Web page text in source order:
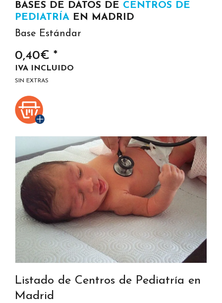
BASES DE DATOS DE CENTROS DE
PEDIATRÍA EN MADRID
Base Estándar
0,40€ *
IVA INCLUIDO
SIN EXTRAS
Listado de Centros de Pediatría en
Madrid